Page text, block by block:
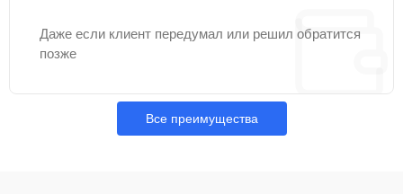
Даже если клиент передумал или решил обратится
позже
Все преимущества